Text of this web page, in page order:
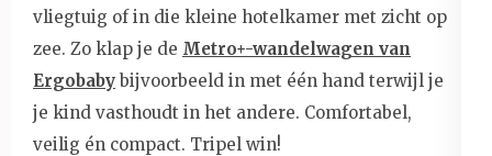
vliegtuig of in die kleine hotelkamer met zicht op
zee. Zo klap je de Metro+-wandelwagen van
Ergobabybijvoorbeeld in met één hand terwijl je
je kind vasthoudt in het andere. Comfortabel,
veilig én compact. Tripel win!